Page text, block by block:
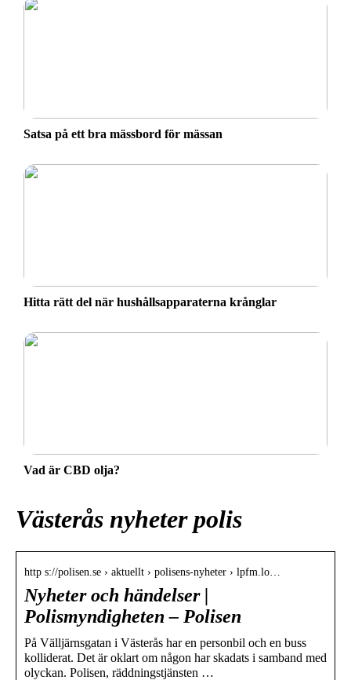
Satsa på ett bra mässbord för mässan
Hitta rätt del när hushållsapparaterna krånglar
Vad är CBD olja?
Västerås nyheter polis
http s://polisen.se › aktuellt › polisens-nyheter › lpfm.lo…
Nyheter och händelser |
Polismyndigheten – Polisen
På Välljärnsgatan i Västerås har en personbil och en buss
kolliderat. Det är oklart om någon har skadats i samband med
olyckan. Polisen, räddningstjänsten …